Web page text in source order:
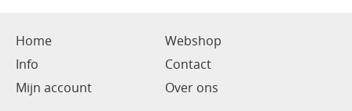
Home
Webshop
Info
Contact
Mijn account
Over ons